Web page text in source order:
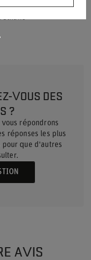
VOUS DES
?
vous répondrons
réponses les plus
que d'autres
AVIS